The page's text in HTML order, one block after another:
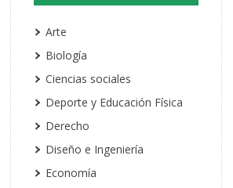
Arte
Biología
Ciencias sociales
Deporte y Educación Física
Derecho
Diseño e Ingeniería
Economía